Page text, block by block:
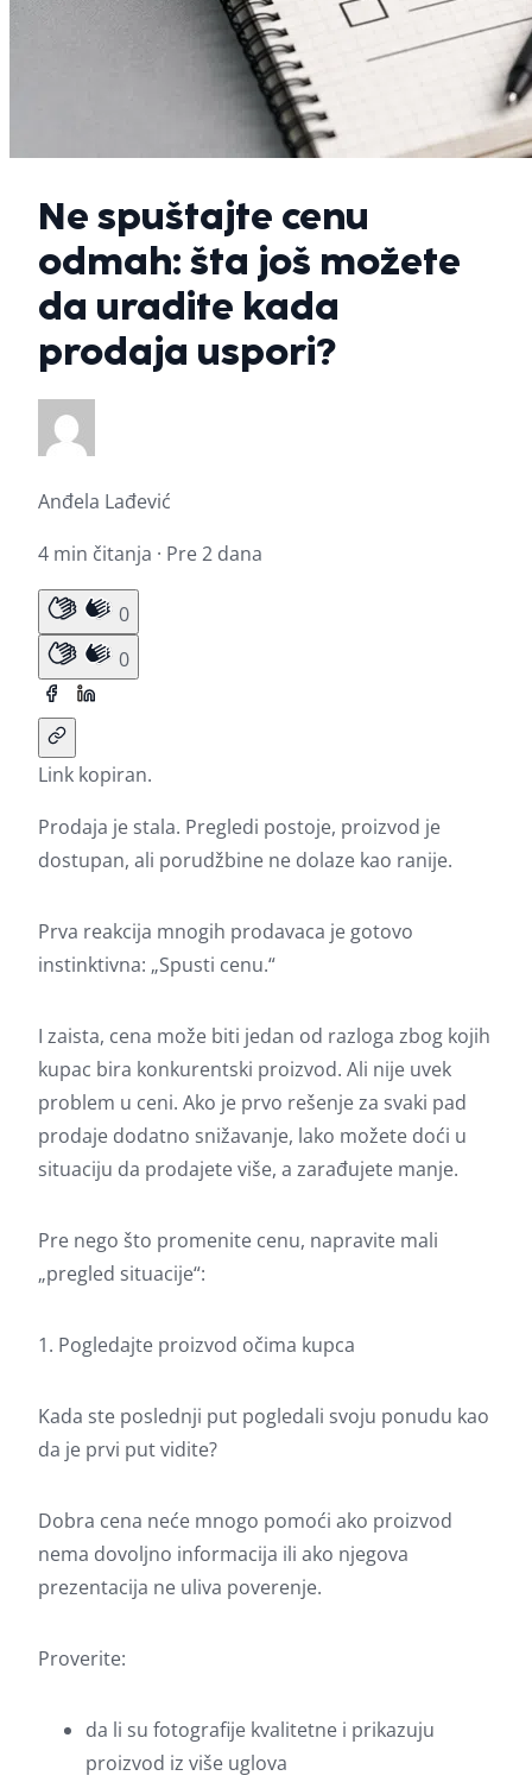
Ne spuštajte cenu
odmah: šta još možete
da uradite kada
prodaja uspori?
Anđela Lađević
4 min čitanja · Pre 2 dana
0
0
Link kopiran.
Prodaja je stala. Pregledi postoje, proizvod je
dostupan, ali porudžbine ne dolaze kao ranije.
Prva reakcija mnogih prodavaca je gotovo
instinktivna: „Spusti cenu.“
I zaista, cena može biti jedan od razloga zbog kojih
kupac bira konkurentski proizvod. Ali nije uvek
problem u ceni. Ako je prvo rešenje za svaki pad
prodaje dodatno snižavanje, lako možete doći u
situaciju da prodajete više, a zarađujete manje.
Pre nego što promenite cenu, napravite mali
„pregled situacije“:
1. Pogledajte proizvod očima kupca
Kada ste poslednji put pogledali svoju ponudu kao
da je prvi put vidite?
Dobra cena neće mnogo pomoći ako proizvod
nema dovoljno informacija ili ako njegova
prezentacija ne uliva poverenje.
Proverite:
da li su fotografije kvalitetne i prikazuju
proizvod iz više uglova